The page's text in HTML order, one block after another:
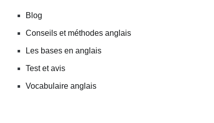
Blog
Conseils et méthodes anglais
Les bases en anglais
Test et avis
Vocabulaire anglais